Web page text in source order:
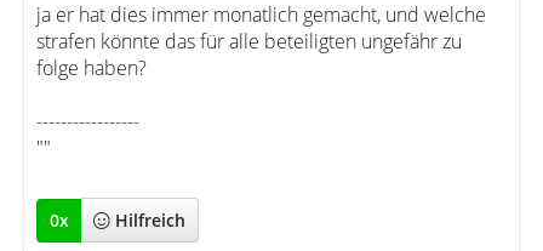
ja er hat dies immer monatlich gemacht, und welche
strafen könnte das für alle beteiligten ungefähr zu
folge haben?
-----------------
""
0x Hilfreich